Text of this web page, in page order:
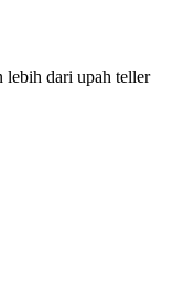
lebih dari upah teller